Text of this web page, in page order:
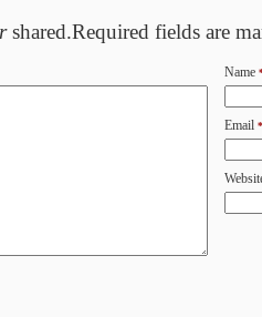
shared.Required fields are
Name
Email *